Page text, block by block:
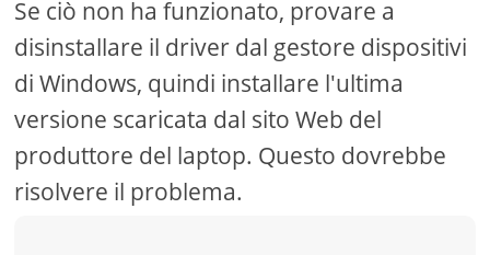
Se ciò non ha funzionato, provare a
disinstallare il driver dal gestore dispositivi
di Windows, quindi installare l'ultima
versione scaricata dal sito Web del
produttore del laptop. Questo dovrebbe
risolvere il problema.